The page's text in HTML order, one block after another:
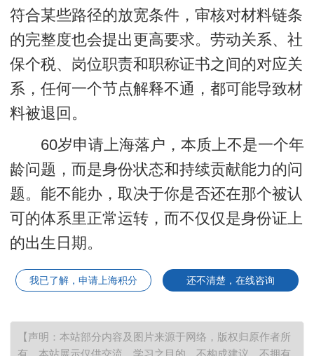
符合某些路径的放宽条件，审核对材料链条
的完整度也会提出更高要求。劳动关系、社
保个税、岗位职责和职称证书之间的对应关
系，任何一个节点解释不通，都可能导致材
料被退回。
60岁申请上海落户，本质上不是一个年
龄问题，而是身份状态和持续贡献能力的问
题。能不能办，取决于你是否还在那个被认
可的体系里正常运转，而不仅仅是身份证上
的出生日期。
我已了解，申请上海积分 还不清楚，在线咨询
【声明：本站部分内容及图片来源于网络，版权归原作者所
有，本站展示仅供交流、学习之目的，不构成建议，不拥有